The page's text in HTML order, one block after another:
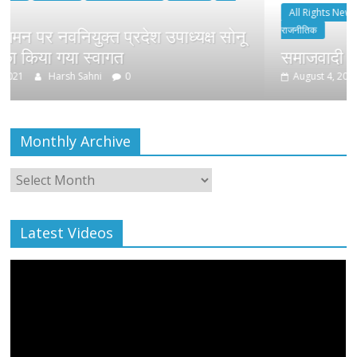
सोनू
Uttar Pradesh
राजनीतिक
समाजवादी पार्टी ने किया महंगाई के
Harsh Sahni 0
Monthly Archive
Monthly
Archive
Latest Videos